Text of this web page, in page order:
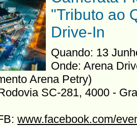
"Tributo ao
Drive-In
Quando: 13
Onde: Arena
Arena Petry)
SC-281, 4000 -
www.facebook.com/